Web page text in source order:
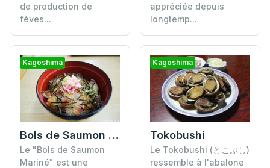
de production de
fèves...
appréciée depuis
longtemp...
Kagoshima
Bols de Saumon Mariné "Umi no Sakura Kan"
Le "Bols de Saumon
Mariné" est une
Kagoshima
Tokobushi
Le Tokobushi (とこぶし)
ressemble à l'abalone